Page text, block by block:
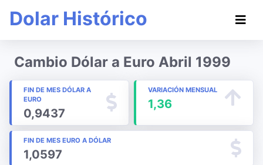
Dolar Histórico
Cambio Dólar a Euro Abril 1999
FIN DE MES DÓLAR A
EURO
0,9437
VARIACIÓN MENSUAL
1,36
FIN DE MES EURO A DÓLAR
1,0597